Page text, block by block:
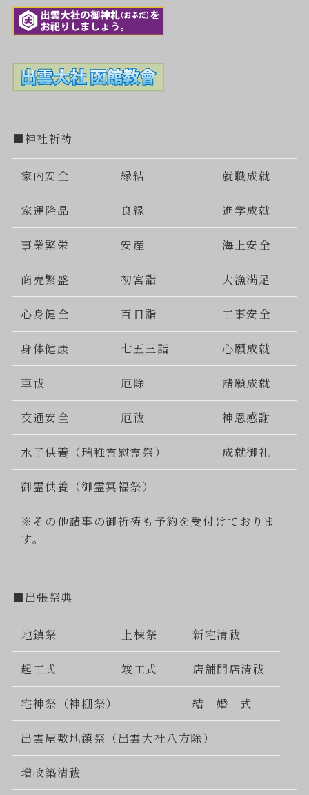
■神社祈祷
家内安全 縁結 就職成就
家運隆晶 良縁 進学成就
事業繁栄 安産 海上安全
商売繁盛 初宮詣 大漁満足
心身健全 百日詣 工事安全
身体健康 七五三詣 心願成就
車祓 厄除 諸願成就
交通安全 厄祓 神恩感謝
水子供養（瑞稚霊慰霊祭） 成就御礼
御霊供養（御霊冥福祭）
※その他諸事の御祈祷も予約を受付けておりま
す。
■出張祭典
地鎮祭 上棟祭 新宅清祓
起工式 竣工式 店舗開店清祓
宅神祭（神棚祭） 結 婚 式
出雲屋敷地鎮祭（出雲大社八方除）
増改築清祓